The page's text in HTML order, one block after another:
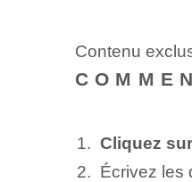
Contenu
Cliquez
Écrivez les